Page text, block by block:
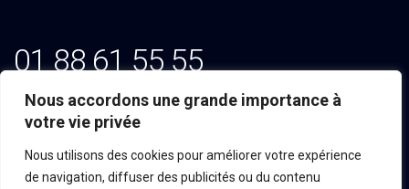
Nous accordons une grande importance à
votre vie privée
Nous utilisons des cookies pour améliorer votre expérience
de navigation, diffuser des publicités ou du contenu
01 88 61 55 55
Email: contact@tekline.fr
100, Avenue du Général Michel Bizot
75012 PARIS